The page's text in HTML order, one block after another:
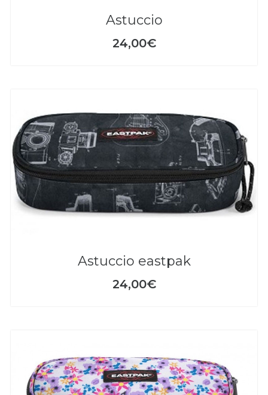
astuccio
24,00€
astuccio eastpak
24,00€